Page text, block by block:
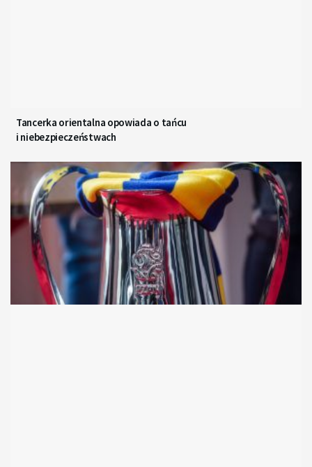
Tancerka orientalna opowiada o tańcu
i niebezpieczeństwach